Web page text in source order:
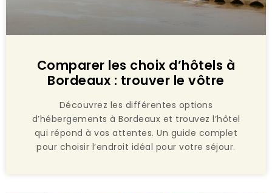
Comparer les choix d’hôtels à
Bordeaux : trouver le vôtre
Découvrez les différentes options
d’hébergements à Bordeaux et trouvez l’hôtel
qui répond à vos attentes. Un guide complet
pour choisir l’endroit idéal pour votre séjour.